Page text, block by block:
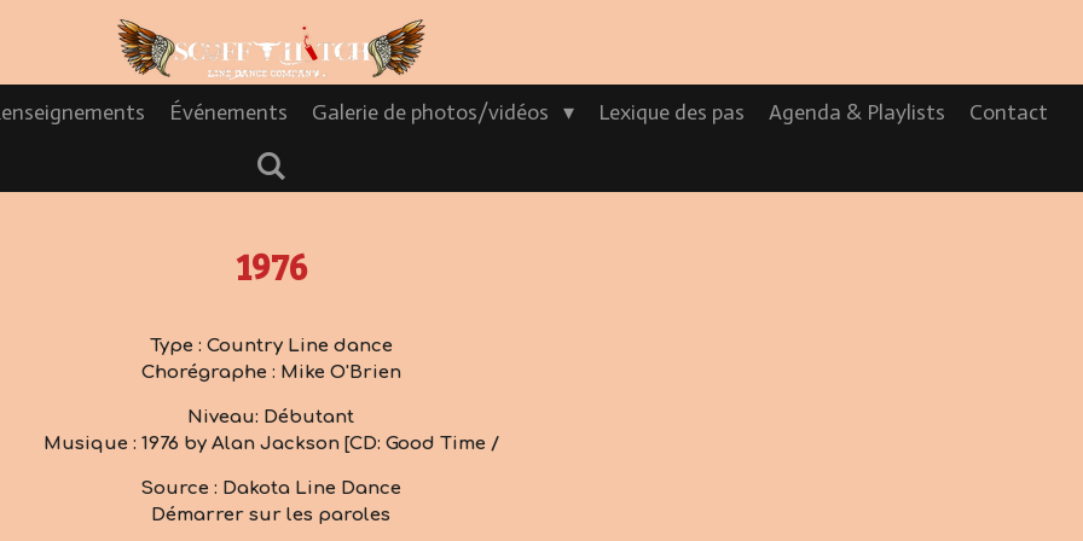
Événements Galerie de photos/vidéos Lexique des pas Agenda & Playlists Contact
1976
Type : Country Line dance
Chorégraphe : Mike O'Brien
Niveau: Débutant
Musique : 1976 by Alan Jackson [CD: Good Time /
Source : Dakota Line Dance
Démarrer sur les paroles